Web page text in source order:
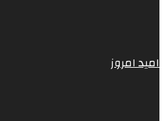
امید امروز